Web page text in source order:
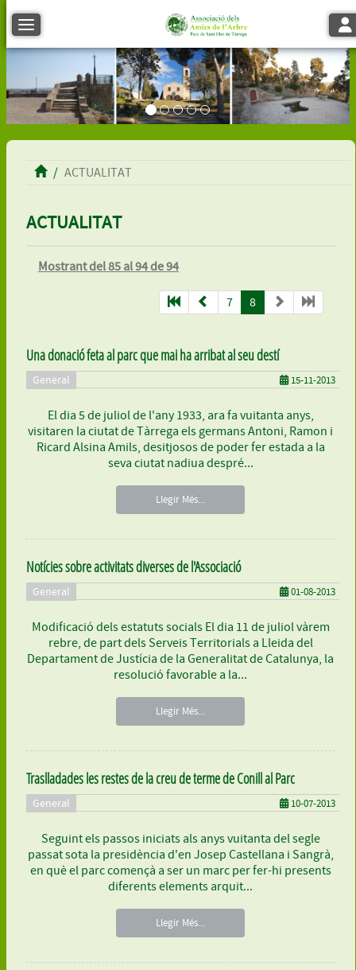
Toggle navigation
ACTUALITAT
ACTUALITAT
Mostrant del 85 al 94 de 94
7 8
Una donació feta al parc que mai ha arribat al seu destí
General 15-11-2013
El dia 5 de juliol de l'any 1933, ara fa vuitanta anys,
visitaren la ciutat de Tàrrega els germans Antoni, Ramon i
Ricard Alsina Amils, desitjosos de poder fer estada a la
seva ciutat nadiua despré...
Llegir Més...
Notícies sobre activitats diverses de l'Associació
General 01-08-2013
Modificació dels estatuts socials El dia 11 de juliol vàrem
rebre, de part dels Serveis Territorials a Lleida del
Departament de Justícia de la Generalitat de Catalunya, la
resolució favorable a la...
Llegir Més...
Traslladades les restes de la creu de terme de Conill al Parc
General 10-07-2013
Seguint els passos iniciats als anys vuitanta del segle
passat sota la presidència d'en Josep Castellana i Sangrà,
en què el parc començà a ser un marc per fer-hi presents
diferents elements arquit...
Llegir Més...